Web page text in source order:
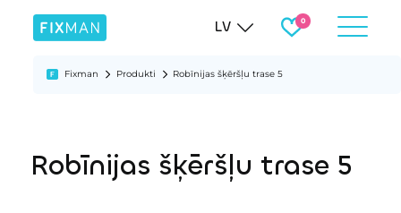
LV
Fixman Produkti Robīnijas šķēršļu trase 5
Robīnijas šķēršļu trase 5